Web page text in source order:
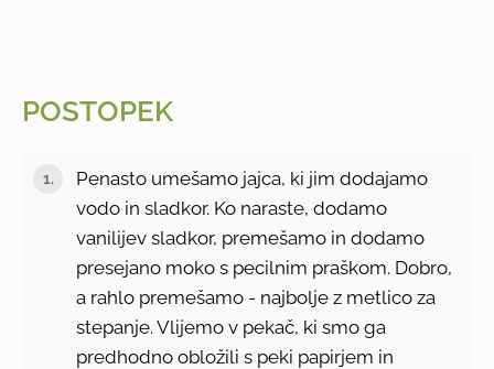
POSTOPEK
Penasto umešamo jajca, ki jim dodajamo
vodo in sladkor. Ko naraste, dodamo
vanilijev sladkor, premešamo in dodamo
presejano moko s pecilnim praškom. Dobro,
a rahlo premešamo - najbolje z metlico za
stepanje. Vlijemo v pekač, ki smo ga
predhodno obložili s peki papirjem in